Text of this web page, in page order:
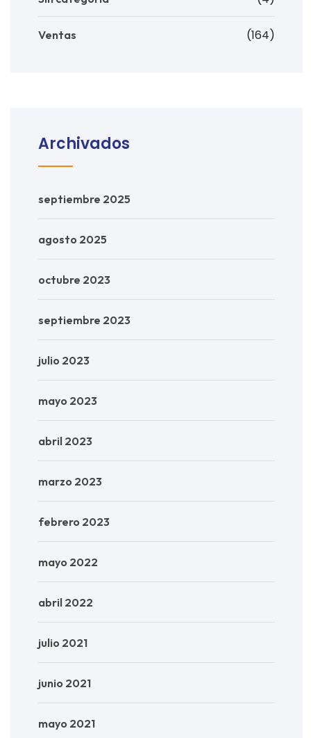
Ventas (164)
Archivados
septiembre 2025
agosto 2025
octubre 2023
septiembre 2023
julio 2023
mayo 2023
abril 2023
marzo 2023
febrero 2023
mayo 2022
abril 2022
julio 2021
junio 2021
mayo 2021